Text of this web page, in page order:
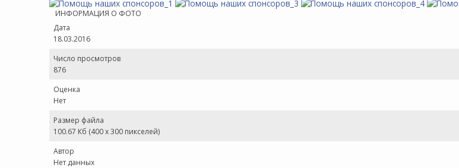
ИНФОРМАЦИЯ О ФОТО
Дата
18.03.2016
Число просмотров
876
Оценка
Нет
Размер файла
100.67 Кб (400 x 300 пикселей)
Автор
Нет данных